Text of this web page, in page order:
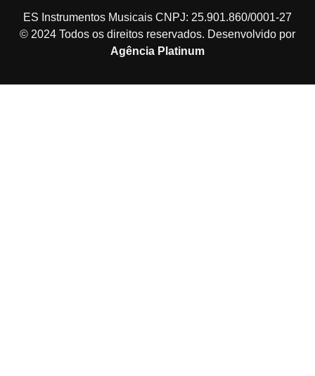
ES Instrumentos Musicais CNPJ: 25.901.860/0001-27
© 2024 Todos os direitos reservados. Desenvolvido por
Agência Platinum